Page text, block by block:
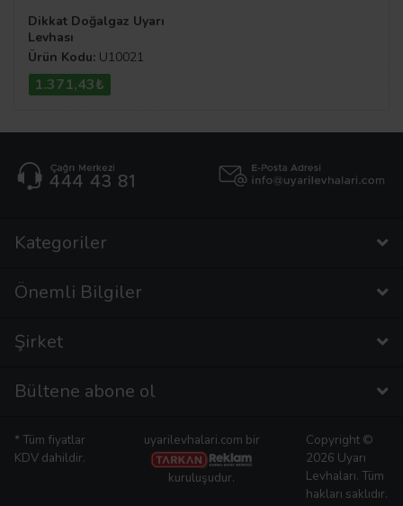
Dikkat Doğalgaz Uyarı
Levhası
Ürün Kodu: U10021
1.371,43₺
Kategoriler
Önemli Bilgiler
Şirket
Bültene abone ol
* Tüm fiyatlar
KDV dahildir.
uyarilevhalari.com bir
kuruluşudur.
Copyright ©
2026 Uyarı
Levhaları. Tüm
hakları saklıdır.